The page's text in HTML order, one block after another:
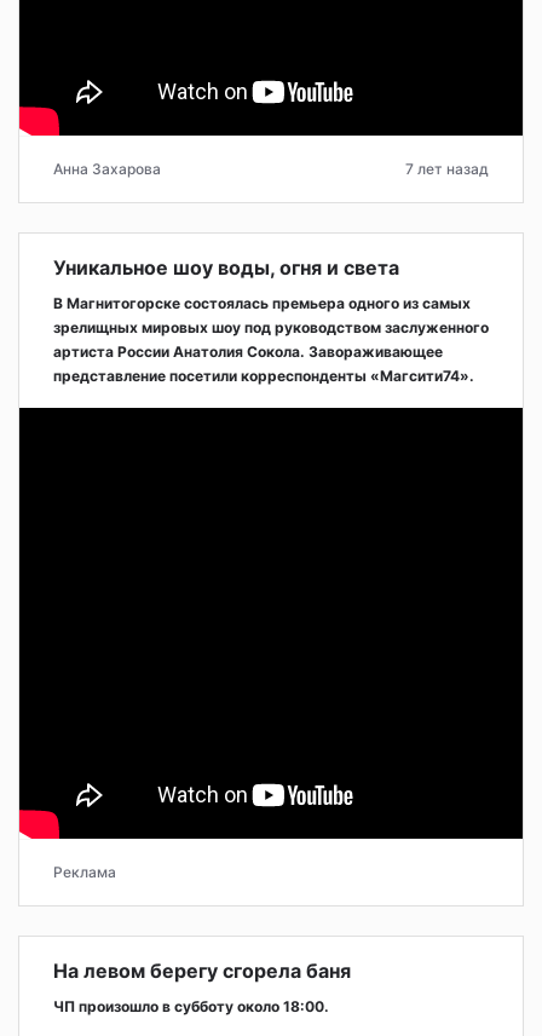
Анна Захарова 7 лет назад
Уникальное шоу воды, огня и света
В Магнитогорске состоялась премьера одного из самых
зрелищных мировых шоу под руководством заслуженного
артиста России Анатолия Сокола. Завораживающее
представление посетили корреспонденты «Магсити74».
Реклама
На левом берегу сгорела баня
ЧП произошло в субботу около 18:00.